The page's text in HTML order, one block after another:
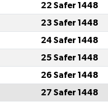
22 Safer 1448
23 Safer 1448
24 Safer 1448
25 Safer 1448
26 Safer 1448
27 Safer 1448